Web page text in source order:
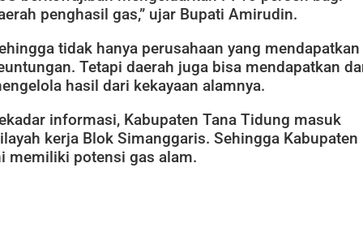
penghasil gas,” ujar Bupati Amirudin.
tidak hanya perusahaan yang mendapatkan
Tetapi daerah juga bisa mendapatkan
hasil dari kekayaan alamnya.
informasi, Kabupaten Tana Tidung masuk
kerja Blok Simanggaris. Sehingga Kabupaten
memiliki potensi gas alam.